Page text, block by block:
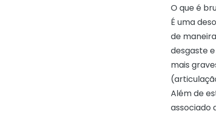
O que é
É uma
de
desgaste
mais
Além de
associado